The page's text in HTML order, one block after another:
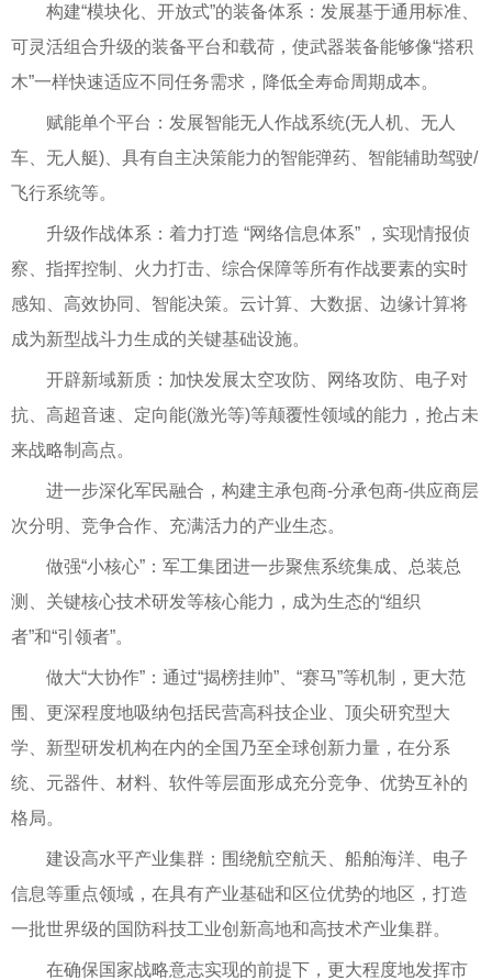
构建“模块化、开放式”的装备体系：发展基于通用标准、
可灵活组合升级的装备平台和载荷，使武器装备能够像“搭积
木”一样快速适应不同任务需求，降低全寿命周期成本。
赋能单个平台：发展智能无人作战系统(无人机、无人
车、无人艇)、具有自主决策能力的智能弹药、智能辅助驾驶/
飞行系统等。
升级作战体系：着力打造 “网络信息体系” ，实现情报侦
察、指挥控制、火力打击、综合保障等所有作战要素的实时
感知、高效协同、智能决策。云计算、大数据、边缘计算将
成为新型战斗力生成的关键基础设施。
开辟新域新质：加快发展太空攻防、网络攻防、电子对
抗、高超音速、定向能(激光等)等颠覆性领域的能力，抢占未
来战略制高点。
进一步深化军民融合，构建主承包商-分承包商-供应商层
次分明、竞争合作、充满活力的产业生态。
做强“小核心”：军工集团进一步聚焦系统集成、总装总
测、关键核心技术研发等核心能力，成为生态的“组织
者”和“引领者”。
做大“大协作”：通过“揭榜挂帅”、“赛马”等机制，更大范
围、更深程度地吸纳包括民营高科技企业、顶尖研究型大
学、新型研发机构在内的全国乃至全球创新力量，在分系
统、元器件、材料、软件等层面形成充分竞争、优势互补的
格局。
建设高水平产业集群：围绕航空航天、船舶海洋、电子
信息等重点领域，在具有产业基础和区位优势的地区，打造
一批世界级的国防科技工业创新高地和高技术产业集群。
在确保国家战略意志实现的前提下，更大程度地发挥市